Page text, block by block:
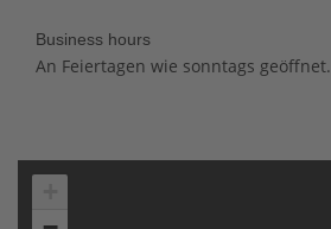
Business hours
An Feiertagen wie sonntags geöffnet.